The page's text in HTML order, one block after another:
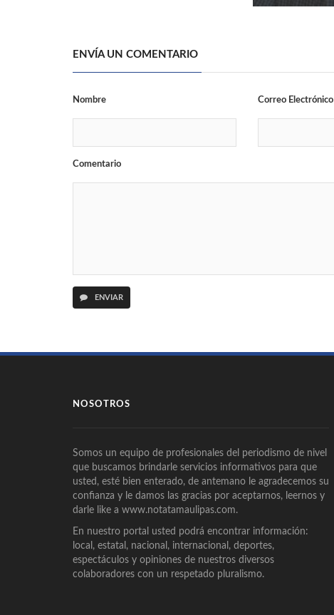
ENVÍA UN COMENTARIO
Nombre Correo Electrónico
Comentario
ENVIAR
NOSOTROS
Somos un equipo de profesionales del periodismo de nivel
que buscamos brindarle servicios informativos para que
usted, esté bien enterado, de antemano le agradecemos su
confianza y le damos las gracias por aceptarnos, leernos y
darle like a www.notatamaulipas.com.
En nuestro portal usted podrá encontrar información:
local, estatal, nacional, internacional, deportes,
espectáculos y opiniones de nuestros diversos
colaboradores con un respetado pluralismo.